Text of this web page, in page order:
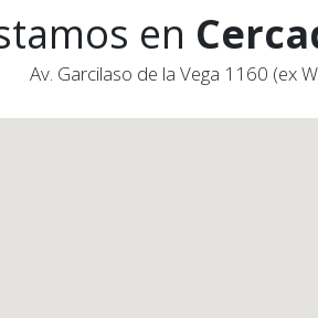
en
Av. Garcilaso de la Vega 1160 (ex